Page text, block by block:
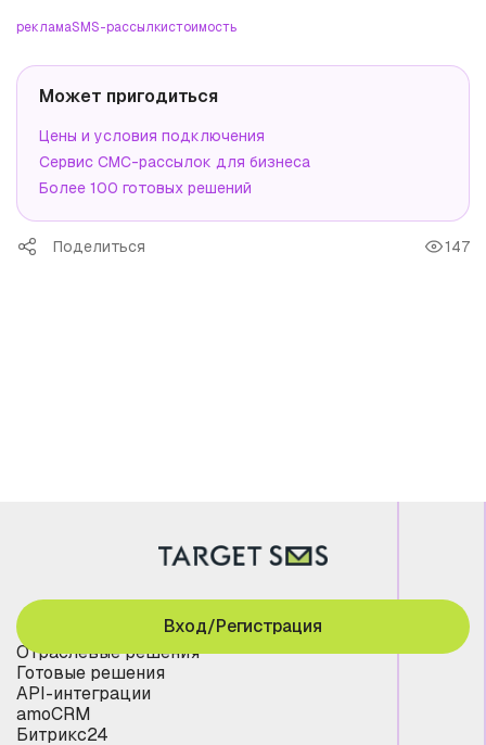
рекламаSMS-рассылкистоимость
Может пригодиться
Цены и условия подключения
Сервис СМС-рассылок для бизнеса
Более 100 готовых решений
Поделиться 147
Отраслевые решения
Готовые решения
API-интеграции
amoCRM
Битрикс24
Вход/Регистрация